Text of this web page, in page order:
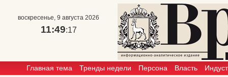
воскресенье, 9 августа 2026
11:49:18
Главная тема Тренды недели Персона Власть